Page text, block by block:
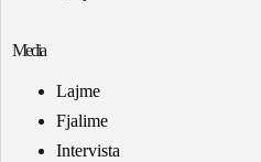
Media
Lajme
Fjalime
Intervista